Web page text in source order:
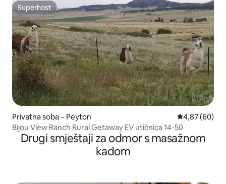
Superhost
Superhost
Privatna soba – Peyton Prosječna
4,87 (60)
Bijou View Ranch Rural Getaway EV utičnica 14-50
Drugi smještaji za odmor s masažnom
kadom